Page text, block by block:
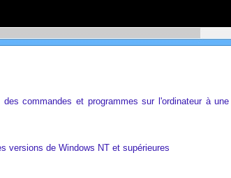
commandes et programmes sur l'ordinateur à
versions de Windows NT et supérieures